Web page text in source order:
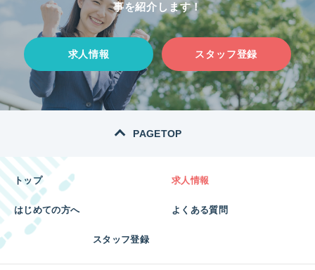
事を紹介します！
求人情報 スタッフ登録
PAGETOP
トップ 求人情報
はじめての方へ よくある質問
スタッフ登録